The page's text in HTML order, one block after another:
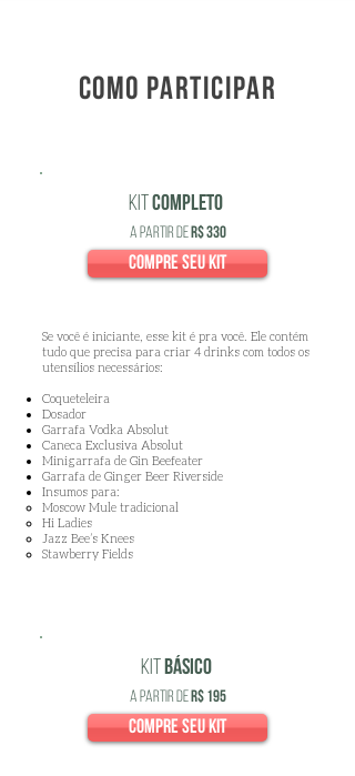
como participar
kit completo
a partir deR$ 330
compre seu kit
​Se você é iniciante, esse kit é pra você. Ele contém
tudo que precisa para criar 4 drinks com todos os
utensílios necessários:
Coqueteleira
Dosador
Garrafa Vodka Absolut
Caneca Exclusiva Absolut
Minigarrafa de Gin Beefeater
Garrafa de Ginger Beer Riverside
Insumos para:
Moscow Mule tradicional
Hi Ladies
Jazz Bee’s Knees
Stawberry Fields
Kit BÁSICO
a partir deR$ 195
compre seu kit